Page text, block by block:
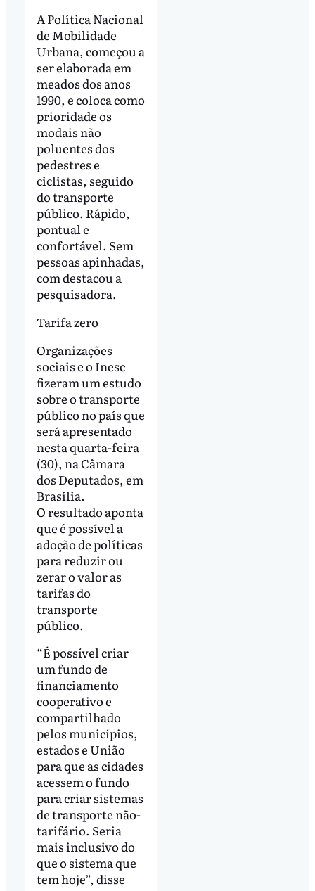
A Política Nacional
de Mobilidade
Urbana, começou a
ser elaborada em
meados dos anos
1990, e coloca como
prioridade os
modais não
poluentes dos
pedestres e
ciclistas, seguido
do transporte
público. Rápido,
pontual e
confortável. Sem
pessoas apinhadas,
com destacou a
pesquisadora.
Tarifa zero
Organizações
sociais e o Inesc
fizeram um estudo
sobre o transporte
público no país que
será apresentado
nesta quarta-feira
(30), na Câmara
dos Deputados, em
Brasília.
O resultado aponta
que é possível a
adoção de políticas
para reduzir ou
zerar o valor as
tarifas do
transporte
público.
“É possível criar
um fundo de
financiamento
cooperativo e
compartilhado
pelos municípios,
estados e União
para que as cidades
acessem o fundo
para criar sistemas
de transporte não-
tarifário. Seria
mais inclusivo do
que o sistema que
tem hoje”, disse